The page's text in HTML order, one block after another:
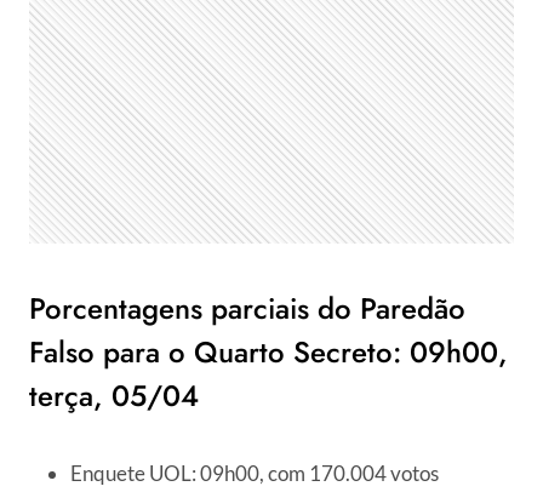
Porcentagens parciais do Paredão
Falso para o Quarto Secreto: 09h00,
terça, 05/04
Enquete UOL: 09h00, com 170.004 votos